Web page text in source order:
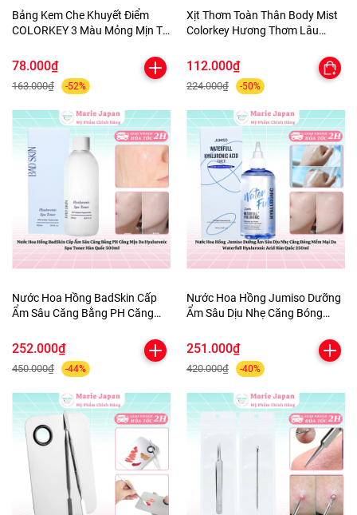
Bảng Kem Che Khuyết Điểm
COLORKEY 3 Màu Mỏng Mịn Tự
Palette 3.9g
78.000₫
163.000₫ -52%
Xịt Thơm Toàn Thân Body Mist
Colorkey Hương Thơm Lâu
Mát 100ml
112.000₫
224.000₫ -50%
Nước Hoa Hồng BadSkin Cấp
Ẩm Sâu Căng Bằng PH Căng
Hàn Quốc 500ml
252.000₫
450.000₫ -44%
Nước Hoa Hồng Jumiso Dưỡng
Ẩm Sâu Dịu Nhẹ Căng Bóng
Hyaluronic Acid Hàn Quốc
251.000₫
420.000₫ -40%